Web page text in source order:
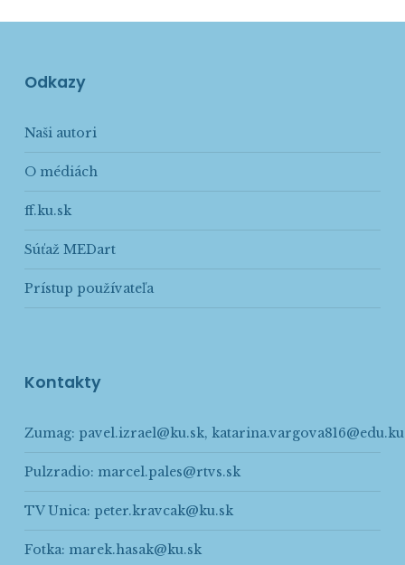
Odkazy
Naši autori
O médiách
ff.ku.sk
Súťaž MEDart
Prístup používateľa
Kontakty
Zumag: pavel.izrael@ku.sk,
Pulzradio: marcel.pales@rtvs.sk
TV Unica: peter.kravcak@ku.sk
Fotka: marek.hasak@ku.sk